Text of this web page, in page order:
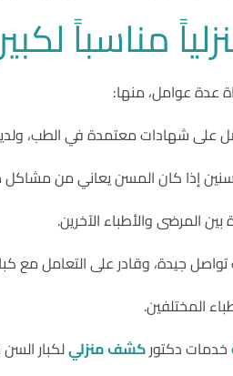
مناسباً
عدة عوامل، منها:
على شهادات معتمدة في الطب،
إذا كان المسن يعاني من
المرضى والأطباء الآخرين.
تواصل جيدة، وقادر على التعامل مع
المختلفين.
خدمات دكتوركشف منزليلكبار